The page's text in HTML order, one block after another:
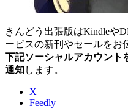
きんどう出張版はKindleや
ービスの新刊やセールをお
下記ソーシャルアカウント
通知します。
X
Feedly